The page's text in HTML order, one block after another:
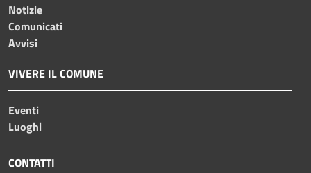
Notizie
Comunicati
Avvisi
VIVERE IL COMUNE
Eventi
Luoghi
CONTATTI